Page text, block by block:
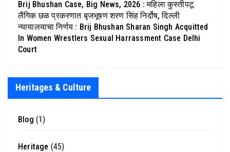
Brij Bhushan Case, Big News, 2026 : महिला कुस्तीपटू
लैंगिक छळ प्रकरणात बृजभूषण शरण सिंह निर्दोष, दिल्ली
न्यायालयाचा निर्णय : Brij Bhushan Sharan Singh Acquitted
In Women Wrestlers Sexual Harrassment Case Delhi
Court
Heritages & Culture
Blog (1)
Heritage (45)